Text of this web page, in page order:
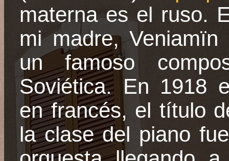
materna es el ruso.
mi madre, Veniamïn
un famoso
Soviética. En 1918
en francés, el título
la clase del piano